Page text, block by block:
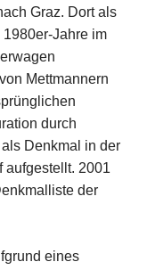
Graz. Dort als
Jahre im
Mettmannern
durch
Denkmal in der
aufgestellt. 2001
der
eines